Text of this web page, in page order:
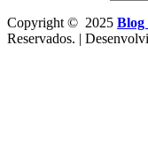
Copyright © 2025 Blog
Reservados. |